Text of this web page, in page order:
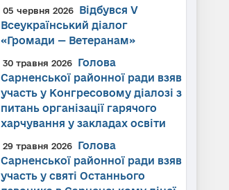
05 червня 2026
Відбувся V
Всеукраїнський діалог
«Громади — Ветеранам»
30 травня 2026
Голова
Сарненської районної ради взяв
участь у Конгресовому діалозі з
питань організації гарячого
харчування у закладах освіти
29 травня 2026
Голова
Сарненської районної ради взяв
участь у святі Останнього